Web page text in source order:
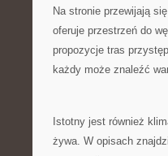
Na stronie przewijają
oferuje przestrzeń do
propozycje tras
każdy może znaleźć
Istotny jest również
żywa. W opisach